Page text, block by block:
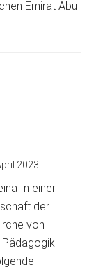
Emirat Abu
2023
In einer
der
von